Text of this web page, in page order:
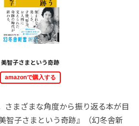
美智子さまという奇跡
amazonで購入する
さまざまな角度から振り返る本が目
智子さまという奇跡』（幻冬舎新